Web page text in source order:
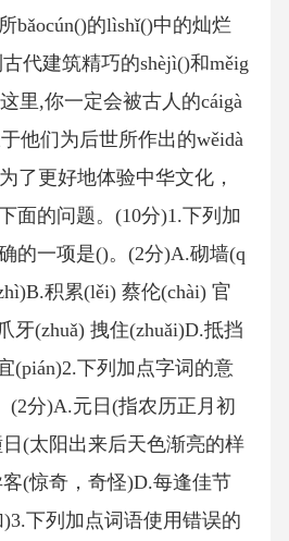
bǎocún()的lìshǐ()中的灿烂
代建筑精巧的shèjì()和měig
里,你一定会被古人的cáigà
他们为后世所作出的wěidà
了更好地体验中华文化，
面的问题。(10分)1.下列加
的一项是()。(2分)A.砌墙(q
积累(lěi) 蔡伦(chài) 官
牙(zhuǎ) 拽住(zhuǎi)D.抵挡
(pián)2.下列加点字词的意
(2分)A.元日(指农历正月初
(太阳出来后天色渐亮的样
(惊奇，奇怪)D.每逢佳节
下列加点词语使用错误的